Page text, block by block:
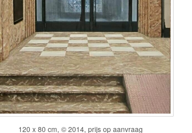
120 x 80 cm, © 2014, prijs op aanvraag